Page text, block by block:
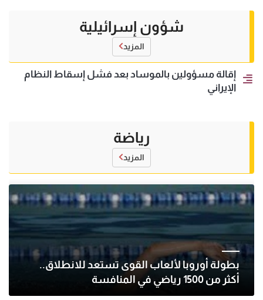
شؤون إسرائيلية
المزيد
إقالة مسؤولين بالموساد بعد فشل إسقاط النظام
الإيراني
رياضة
المزيد
بطولة أوروبا لألعاب القوى تستعد للانطلاق..
أكثر من 1500 رياضي في المنافسة